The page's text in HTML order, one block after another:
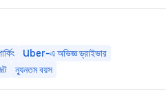
Uber-এ অভিজ্ঞ ড্রাইভার
ন্যূনতম বয়স